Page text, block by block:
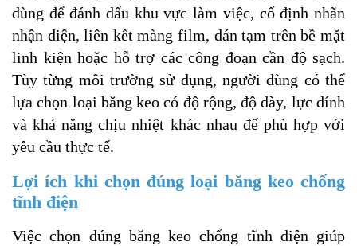
dùng để đánh dấu khu vực làm việc, cố định nhãn
nhận diện, liên kết màng film, dán tạm trên bề mặt
linh kiện hoặc hỗ trợ các công đoạn cần độ sạch.
Tùy từng môi trường sử dụng, người dùng có thể
lựa chọn loại băng keo có độ rộng, độ dày, lực dính
và khả năng chịu nhiệt khác nhau để phù hợp với
yêu cầu thực tế.
Lợi ích khi chọn đúng loại băng keo chống
tĩnh điện
Việc chọn đúng băng keo chống tĩnh điện giúp